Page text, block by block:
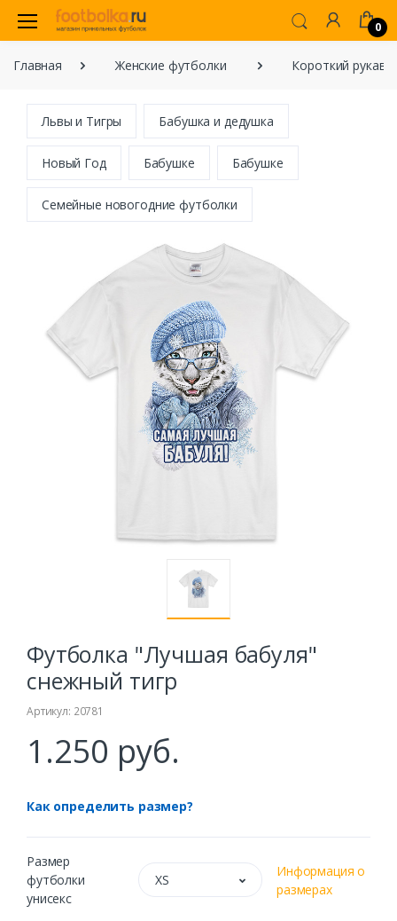
0
Главная Женские футболки Короткий рукав
Львы и Тигры Бабушка и дедушка
Новый Год Бабушке Бабушке
Семейные новогодние футболки
Футболка "Лучшая бабуля"
снежный тигр
Артикул: 20781
1.250 руб.
Как определить размер?
Размер
футболки
унисекс
XS
Информация о
размерах